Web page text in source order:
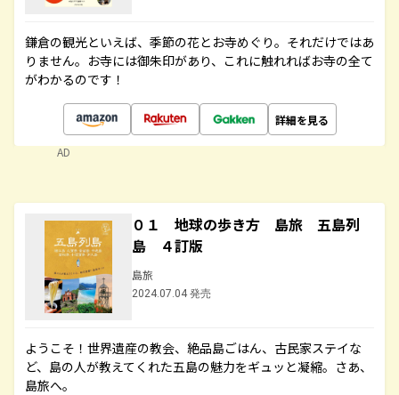
鎌倉の観光といえば、季節の花とお寺めぐり。それだけではあ
りません。お寺には御朱印があり、これに触れればお寺の全て
がわかるのです！
詳細を見る
AD
０１ 地球の歩き方 島旅 五島列
島 ４訂版
島旅
2024.07.04 発売
ようこそ！世界遺産の教会、絶品島ごはん、古民家ステイな
ど、島の人が教えてくれた五島の魅力をギュッと凝縮。さあ、
島旅へ。